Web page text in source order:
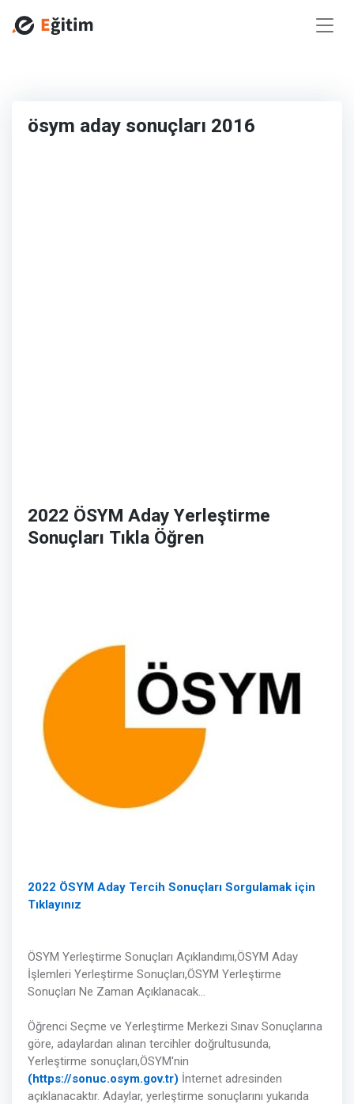
ösym aday sonuçları 2016
2022 ÖSYM Aday Yerleştirme
Sonuçları Tıkla Öğren
2022 ÖSYM Aday Tercih Sonuçları Sorgulamak için
Tıklayınız
ÖSYM Yerleştirme Sonuçları Açıklandımı,ÖSYM Aday
İşlemleri Yerleştirme Sonuçları,ÖSYM Yerleştirme
Sonuçları Ne Zaman Açıklanacak...
Öğrenci Seçme ve Yerleştirme Merkezi Sınav Sonuçlarına
göre, adaylardan alınan tercihler doğrultusunda,
Yerleştirme sonuçları,ÖSYM'nin
(https://sonuc.osym.gov.tr) İnternet adresinden
açıklanacaktır. Adaylar, yerleştirme sonuçlarını yukarıda